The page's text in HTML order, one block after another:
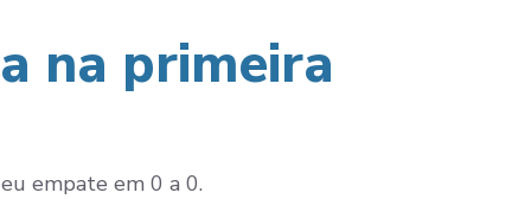
na primeira
empate em 0 a 0.